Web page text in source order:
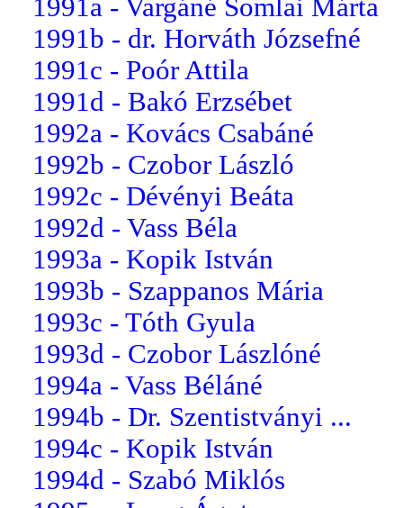
1991a - Vargáné Somlai Márta
1991b - dr. Horváth Józsefné
1991c - Poór Attila
1991d - Bakó Erzsébet
1992a - Kovács Csabáné
1992b - Czobor László
1992c - Dévényi Beáta
1992d - Vass Béla
1993a - Kopik István
1993b - Szappanos Mária
1993c - Tóth Gyula
1993d - Czobor Lászlóné
1994a - Vass Béláné
1994b - Dr. Szentistványi ...
1994c - Kopik István
1994d - Szabó Miklós